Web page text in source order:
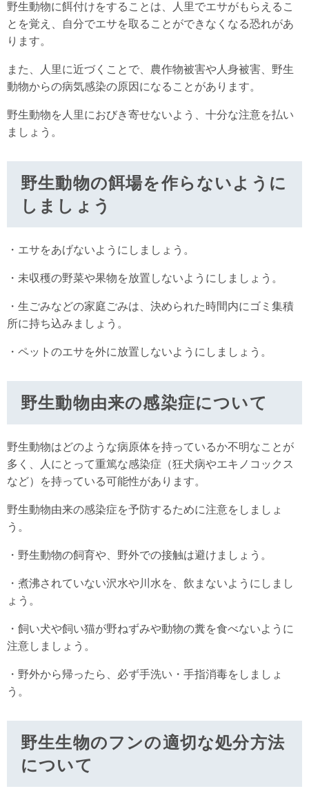
野生動物に餌付けをすることは、人里でエサがもらえるこ
とを覚え、自分でエサを取ることができなくなる恐れがあ
ります。
また、人里に近づくことで、農作物被害や人身被害、野生
動物からの病気感染の原因になることがあります。
野生動物を人里におびき寄せないよう、十分な注意を払い
ましょう。
野生動物の餌場を作らないように
しましょう
・エサをあげないようにしましょう。
・未収穫の野菜や果物を放置しないようにしましょう。
・生ごみなどの家庭ごみは、決められた時間内にゴミ集積
所に持ち込みましょう。
・ペットのエサを外に放置しないようにしましょう。
野生動物由来の感染症について
野生動物はどのような病原体を持っているか不明なことが
多く、人にとって重篤な感染症（狂犬病やエキノコックス
など）を持っている可能性があります。
野生動物由来の感染症を予防するために注意をしましょ
う。
・野生動物の飼育や、野外での接触は避けましょう。
・煮沸されていない沢水や川水を、飲まないようにしまし
ょう。
・飼い犬や飼い猫が野ねずみや動物の糞を食べないように
注意しましょう。
・野外から帰ったら、必ず手洗い・手指消毒をしましょ
う。
野生生物のフンの適切な処分方法
について